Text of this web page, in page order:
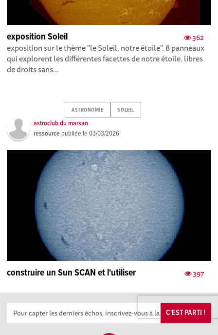
362
exposition Soleil
exposition sur le thème "le Soleil, notre étoile". 8 panneaux
qui explorent les différentes facettes de notre étoile. libres
de droits sans...
ASTRONOMIE SOLEIL
astroclub du marsan
ressource publiée le03/03/2026
397
construire un Sun SCAN et l'utiliser
C'EST PARTI !